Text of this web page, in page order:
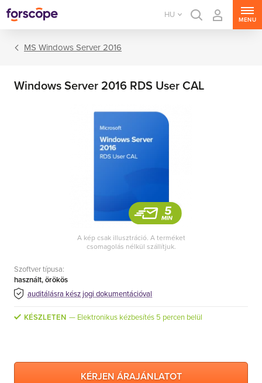
HU
MENU
MS Exchange Server
MS SharePoint Server
MS Skype for Business Server
MS System Center
Server CALs
MS Windows Server 2016
Windows Server 2016 RDS User CAL
A kép csak illusztráció. A terméket
csomagolás nélkül szállítjuk.
Szoftver típusa:
használt, örökös
auditálásra kész jogi dokumentációval
KÉSZLETEN Elektronikus kézbesítés 5 percen belül
KÉRJEN ÁRAJÁNLATOT